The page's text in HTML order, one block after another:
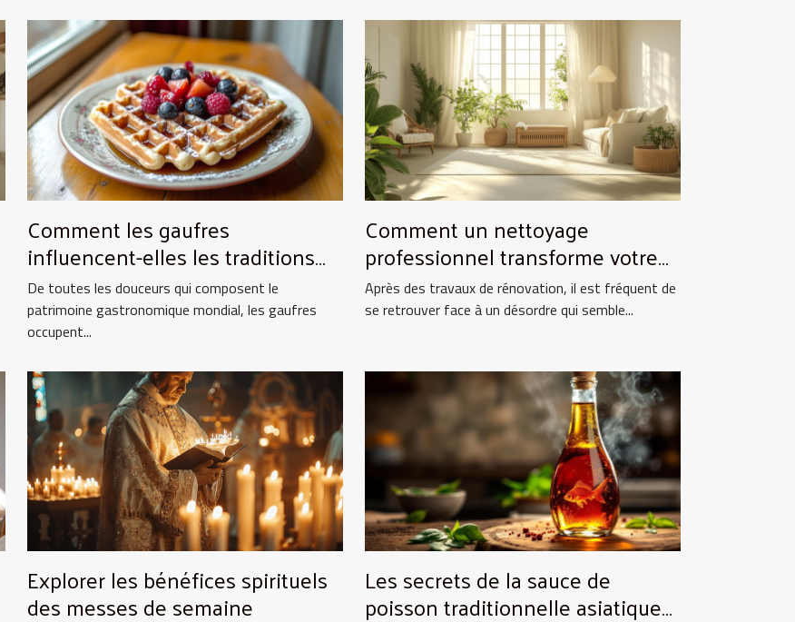
Comment les gaufres
influencent-elles les traditions
culinaires ?
De toutes les douceurs qui composent le
patrimoine gastronomique mondial, les gaufres
occupent...
Comment un nettoyage
professionnel transforme votre
espace après rénovation ?
Après des travaux de rénovation, il est fréquent de
se retrouver face à un désordre qui semble...
Explorer les bénéfices spirituels
des messes de semaine
Les secrets de la sauce de
poisson traditionnelle asiatique